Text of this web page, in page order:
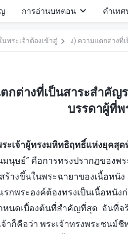
การอ่านบทตอน คำเท
พระเจ้าต้องเข้าสู่
กต่างที่เป็นสาระสำคัญ
บรรดาผู้ที่พ
ะเจ้าผู้ทรงมหิทธิฤทธิ์แห่งยุคสุด
มนุษย์” คือการทรงปรากฏของพ
างขึ้นในพระฉายาของเนื้อหนั
รกพระองค์ต้องทรงเป็นเนื้อหนั
นดเบื้องต้นที่สำคัญที่สุด อันที่จ
าก็คือว่า พระเจ้าทรงพระชนม์